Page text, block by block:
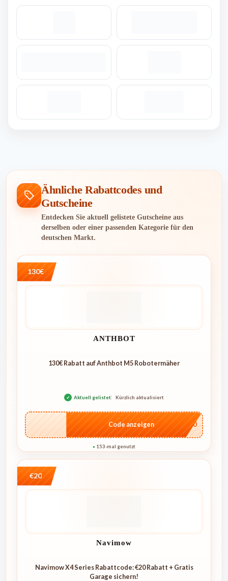
Ähnliche Rabattcodes und
Gutscheine
Entdecken Sie aktuell gelistete Gutscheine aus
derselben oder einer passenden Kategorie für den
deutschen Markt.
130€
ANTHBOT
130€ Rabatt auf Anthbot M5 Robotermäher
✓ Aktuell gelistet Kürzlich aktualisiert
…E250
Code anzeigen
● 153-mal genutzt
€20
Navimow
Navimow X4 Series Rabattcode: €20 Rabatt + Gratis
Garage sichern!